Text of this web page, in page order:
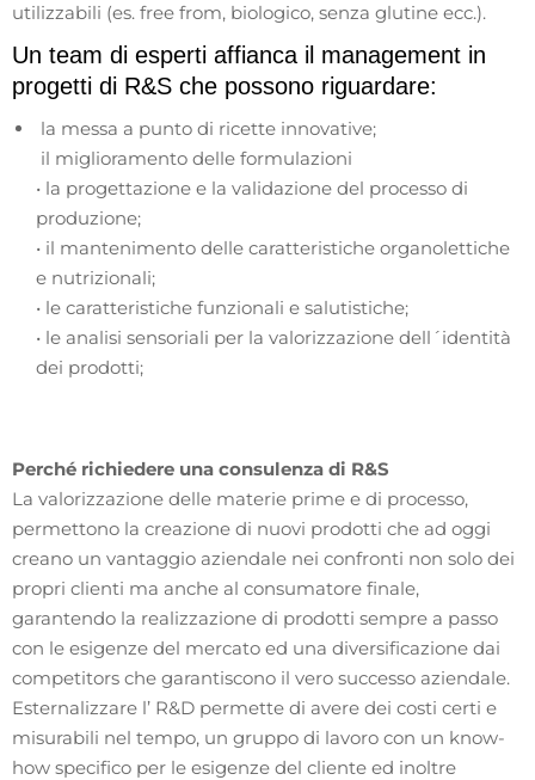
utilizzabili (es. free from, biologico, senza glutine ecc.).
Un team di esperti affianca il management in
progetti di R&S che possono riguardare:
la messa a punto di ricette innovative;
il miglioramento delle formulazioni
• la progettazione e la validazione del processo di
produzione;
• il mantenimento delle caratteristiche organolettiche
e nutrizionali;
• le caratteristiche funzionali e salutistiche;
• le analisi sensoriali per la valorizzazione dell´identità
dei prodotti;
Perché richiedere una consulenza di R&S
La valorizzazione delle materie prime e di processo,
permettono la creazione di nuovi prodotti che ad oggi
creano un vantaggio aziendale nei confronti non solo dei
propri clienti ma anche al consumatore finale,
garantendo la realizzazione di prodotti sempre a passo
con le esigenze del mercato ed una diversificazione dai
competitors che garantiscono il vero successo aziendale.
Esternalizzare l’ R&D permette di avere dei costi certi e
misurabili nel tempo, un gruppo di lavoro con un know-
how specifico per le esigenze del cliente ed inoltre